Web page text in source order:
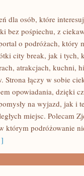
dla osób, które
bez pośpiechu, z
o podróżach, który
city break, jak i tych,
atrakcjach, kuchni,
Strona łączy w sobie
opowiadania, dzięki
na wyjazd, jak i
miejsc. Polecam
którym podróżowanie